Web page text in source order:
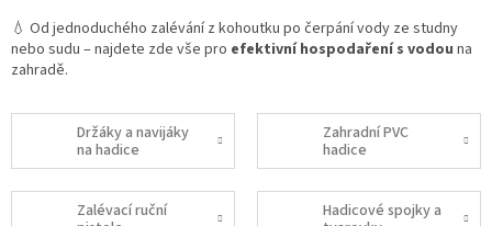
💧 Od jednoduchého zalévání z kohoutku po čerpání vody ze studny
nebo sudu – najdete zde vše pro efektivní hospodaření s vodou na
zahradě.
Držáky a navijáky
na hadice
Zahradní PVC
hadice
Zalévací ruční
Hadicové spojky a